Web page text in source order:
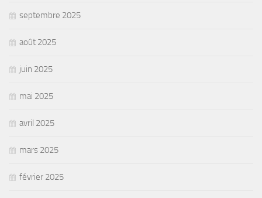
septembre 2025
août 2025
juin 2025
mai 2025
avril 2025
mars 2025
février 2025